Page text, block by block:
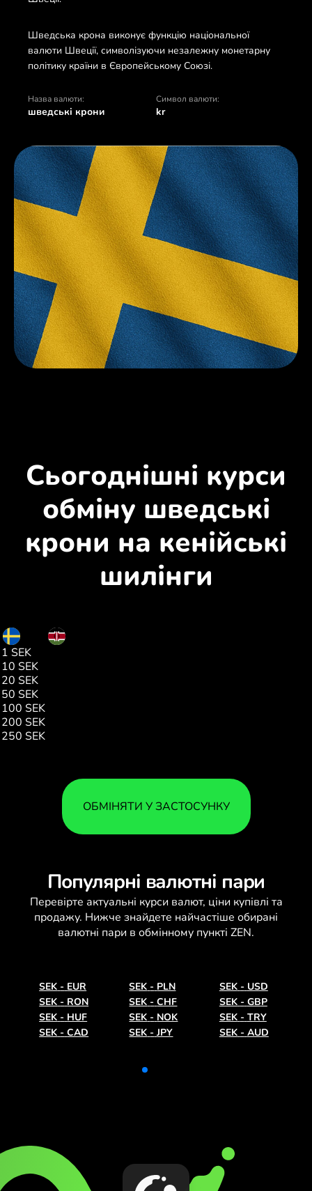
Шведська крона виконує функцію національної
валюти Швеції, символізуючи незалежну монетарну
політику країни в Європейському Союзі.
Назва валюти:
шведські крони
Символ валюти:
kr
Сьогоднішні курси
обміну шведські
крони на кенійські
шилінги
SEK
1 SEK
10 SEK
20 SEK
50 SEK
100 SEK
200 SEK
250 SEK
ОБМІНЯТИ У ЗАСТОСУНКУ
Популярні валютні пари
Перевірте актуальні курси валют, ціни купівлі та
продажу. Нижче знайдете найчастіше обирані
валютні пари в обмінному пункті ZEN.
SEK - EUR SEK - PLN SEK - USD
SEK - RON SEK - CHF SEK - GBP
SEK - HUF SEK - NOK SEK - TRY
SEK - CAD SEK - JPY SEK - AUD